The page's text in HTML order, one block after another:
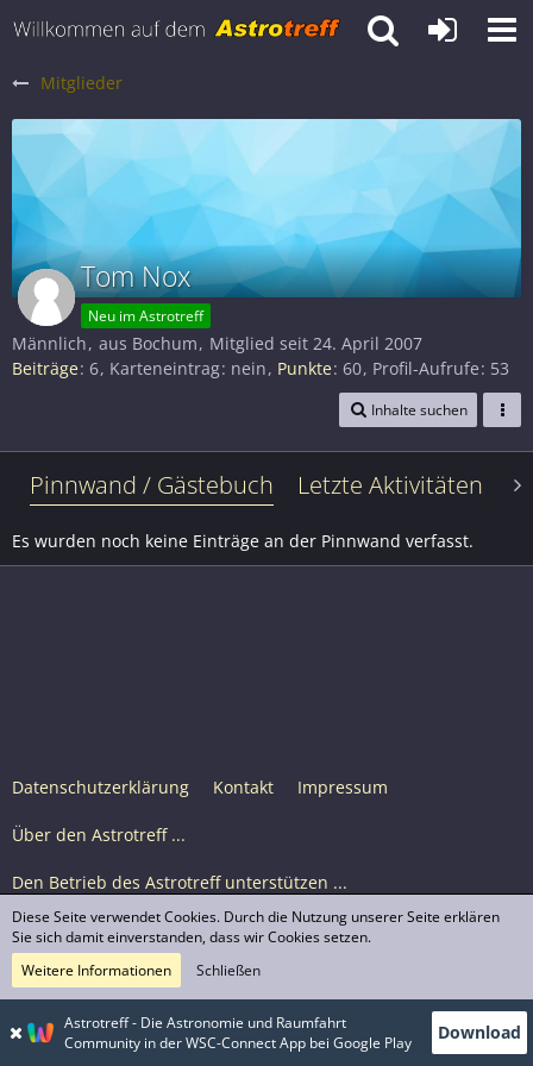
Mitglieder
Tom Nox
Neu im Astrotreff
Männlich aus Bochum
Mitglied seit 24. April 2007
Beiträge 6 Karteneintrag nein Punkte 60 Profil-Aufrufe 53
Inhalte suchen
Pinnwand / Gästebuch Letzte Aktivitäten
Es wurden noch keine Einträge an der Pinnwand verfasst.
Datenschutzerklärung Kontakt Impressum
Über den Astrotreff ...
Den Betrieb des Astrotreff unterstützen ...
Nutzungsbedingungen
© Astrotreff 2001-2026, lizenziert unter CC BY-SA,
sofern für einzelne Inhalte nicht anders angegeben
Astrotreff - Die Astronomie und Raumfahrt
Community in der WSC-Connect App bei Google Play
Download
Diese Seite verwendet Cookies. Durch die Nutzung unserer Seite erklären
Sie sich damit einverstanden, dass wir Cookies setzen.
Weitere Informationen
Schließen